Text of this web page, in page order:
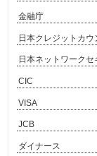
金融庁
CIC
VISA
JCB
ダイナース